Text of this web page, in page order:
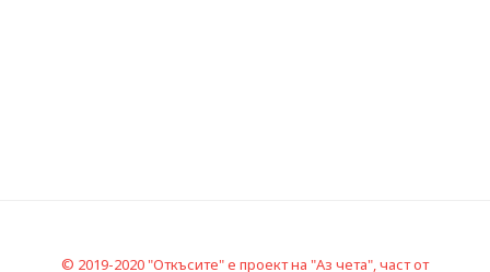
© 2019-2020 "Откъсите" е проект на "Аз чета", част от